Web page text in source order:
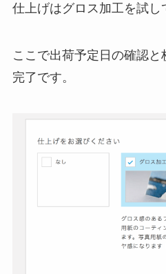
仕上げはグロス加工を試し
ここで出荷予定日の確認
完了です。